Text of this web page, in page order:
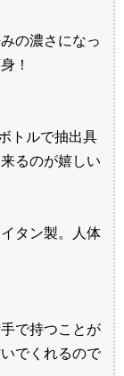
の濃さになっ
！
トルで抽出具
るのが嬉しい
タン製。人体
で持つことが
でくれるので